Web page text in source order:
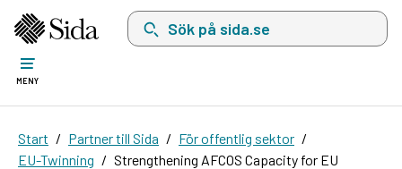
Sök på sida.se, sökförslag kommer att visas
MENY
Start Partner till Sida
För offentlig sektor
EU-Twinning
Strengthening AFCOS Capacity for EU